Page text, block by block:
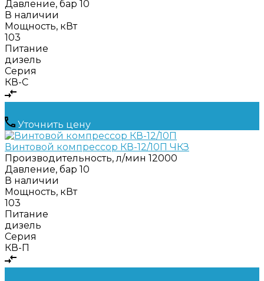
Давление, бар 10
В наличии
Мощность, кВт
103
Питание
дизель
Серия
КВ-С
Уточнить цену
Винтовой компрессор КВ-12/10П ЧКЗ
Производительность, л/мин 12000
Давление, бар 10
В наличии
Мощность, кВт
103
Питание
дизель
Серия
КВ-П